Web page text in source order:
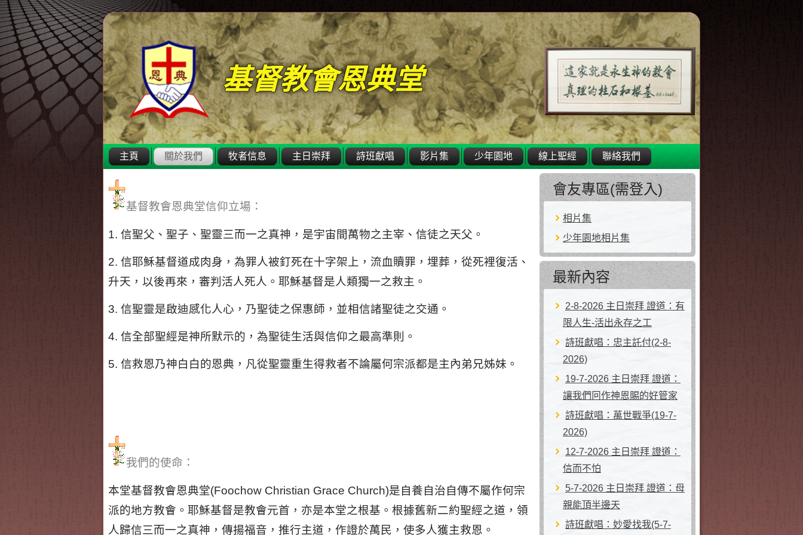
基督教會恩典堂
主頁 關於我們 牧者信息 主日崇拜 詩班獻唱 影片集 少年園地 線上聖經 聯絡我們
基督教會恩典堂信仰立場：
1. 信聖父、聖子、聖靈三而一之真神，是宇宙間萬物之主宰、信徒之天父。
2. 信耶穌基督道成肉身，為罪人被釘死在十字架上，流血贖罪，埋葬，從死裡復活、
升天，以後再來，審判活人死人。耶穌基督是人類獨一之救主。
3. 信聖靈是啟迪感化人心，乃聖徒之保惠師，並相信諸聖徒之交通。
4. 信全部聖經是神所默示的，為聖徒生活與信仰之最高準則。
5. 信救恩乃神白白的恩典，凡從聖靈重生得救者不論屬何宗派都是主內弟兄姊妹。
我們的使命：
本堂基督教會恩典堂(Foochow Christian Grace Church)是自養自治自傳不屬作何宗
派的地方教會。耶穌基督是教會元首，亦是本堂之根基。根據舊新二約聖經之道，領
人歸信三而一之真神，傳揚福音，推行主道，作證於萬民，使多人獲主救恩。
會友專區(需登入)
相片集
少年園地相片集
最新內容
2-8-2026 主日崇拜 證道：有
限人生-活出永存之工
詩班獻唱：忠主託付(2-8-
2026)
19-7-2026 主日崇拜 證道：
讓我們冋作神恩賜的好管家
詩班獻唱：萬世戰爭(19-7-
2026)
12-7-2026 主日崇拜 證道：
信而不怕
5-7-2026 主日崇拜 證道：母
親能頂半邊天
詩班獻唱：妙愛找我(5-7-